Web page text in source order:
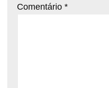
Comentário *